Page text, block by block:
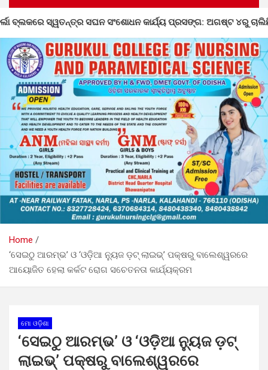
କାର୍ଯ୍ୟ ପ୍ରସଙ୍ଗ: ଅଗଷ୍ଟ ୪ରୁ ଚାଲିଛି ଅସଙ୍ଗତି ସଂଶୋଧନ
Home
‘ସେଇଠୁ ଆରମ୍ଭ’ ଓ ‘ଓଡ଼ିଆ ନ୍ୟୁଜ ଡ଼ଟ୍ ଲାଇଭ୍’ ପକ୍ଷରୁ ବାଲେଶ୍ୱରରେ
ଆୟୋଜିତ ହେଲା କର୍କଟ ରୋଗ ସଚେତନତା କାର୍ଯ୍ୟକ୍ରମ
ମୋ ଓଡ଼ିଶା
‘ସେଇଠୁ ଆରମ୍ଭ’ ଓ ‘ଓଡ଼ିଆ ନ୍ୟୁଜ ଡ଼ଟ୍
ଲାଇଭ୍’ ପକ୍ଷରୁ ବାଲେଶ୍ୱରରେ